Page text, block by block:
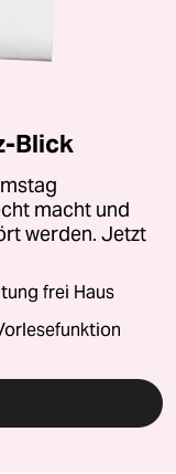
Blick
macht und
werden. Jetzt
frei Haus